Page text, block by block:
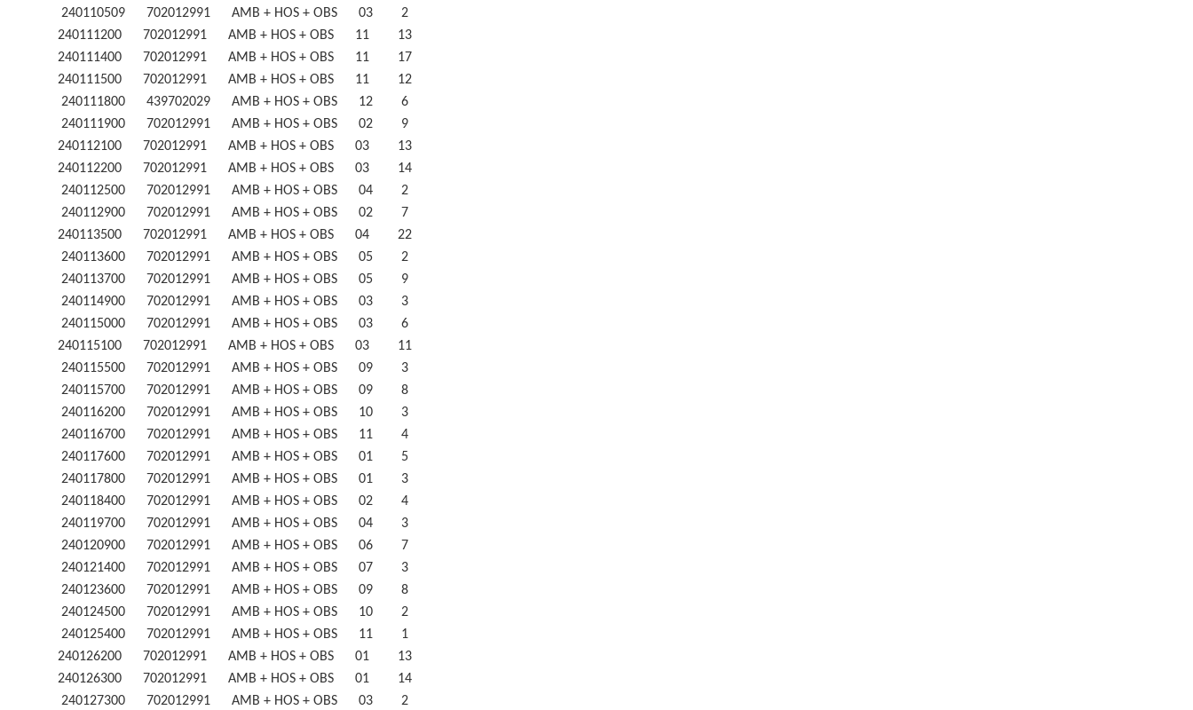
240110509 702012991 AMB + HOS + OBS 03 2
240111200 702012991 AMB + HOS + OBS 11 13
240111400 702012991 AMB + HOS + OBS 11 17
240111500 702012991 AMB + HOS + OBS 11 12
240111800 439702029 AMB + HOS + OBS 12 6
240111900 702012991 AMB + HOS + OBS 02 9
240112100 702012991 AMB + HOS + OBS 03 13
240112200 702012991 AMB + HOS + OBS 03 14
240112500 702012991 AMB + HOS + OBS 04 2
240112900 702012991 AMB + HOS + OBS 02 7
240113500 702012991 AMB + HOS + OBS 04 22
240113600 702012991 AMB + HOS + OBS 05 2
240113700 702012991 AMB + HOS + OBS 05 9
240114900 702012991 AMB + HOS + OBS 03 3
240115000 702012991 AMB + HOS + OBS 03 6
240115100 702012991 AMB + HOS + OBS 03 11
240115500 702012991 AMB + HOS + OBS 09 3
240115700 702012991 AMB + HOS + OBS 09 8
240116200 702012991 AMB + HOS + OBS 10 3
240116700 702012991 AMB + HOS + OBS 11 4
240117600 702012991 AMB + HOS + OBS 01 5
240117800 702012991 AMB + HOS + OBS 01 3
240118400 702012991 AMB + HOS + OBS 02 4
240119700 702012991 AMB + HOS + OBS 04 3
240120900 702012991 AMB + HOS + OBS 06 7
240121400 702012991 AMB + HOS + OBS 07 3
240123600 702012991 AMB + HOS + OBS 09 8
240124500 702012991 AMB + HOS + OBS 10 2
240125400 702012991 AMB + HOS + OBS 11 1
240126200 702012991 AMB + HOS + OBS 01 13
240126300 702012991 AMB + HOS + OBS 01 14
240127300 702012991 AMB + HOS + OBS 03 2